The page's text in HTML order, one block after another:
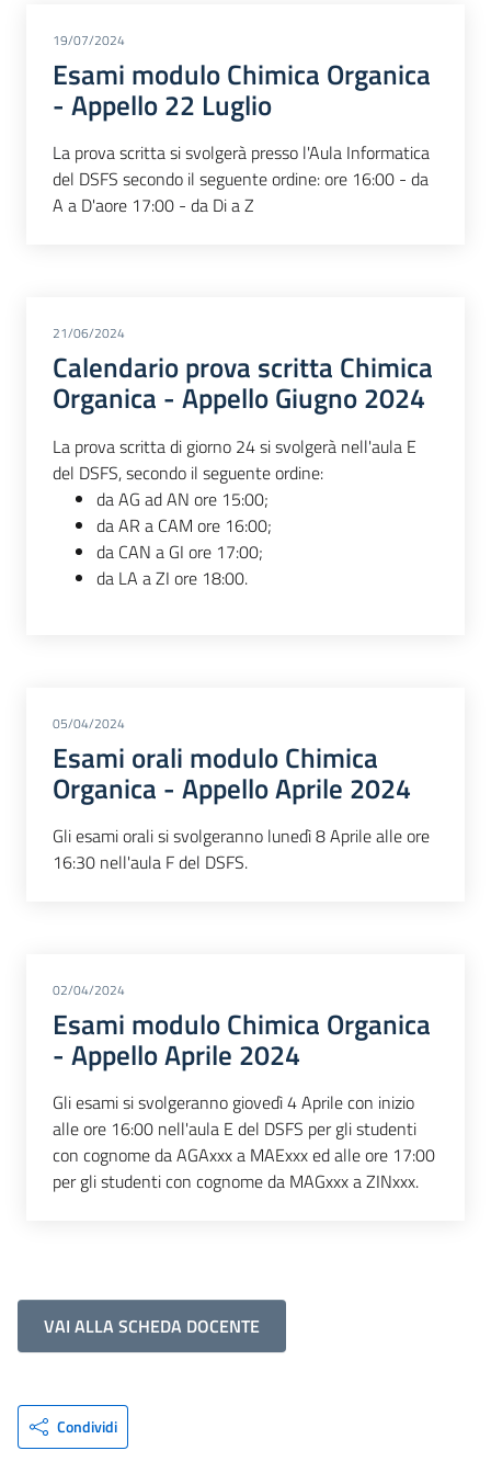
19/07/2024
Esami modulo Chimica Organica
- Appello 22 Luglio
La prova scritta si svolgerà presso l'Aula Informatica
del DSFS secondo il seguente ordine: ore 16:00 - da
A a D'aore 17:00 - da Di a Z
21/06/2024
Calendario prova scritta Chimica
Organica - Appello Giugno 2024
La prova scritta di giorno 24 si svolgerà nell'aula E
del DSFS, secondo il seguente ordine:
da AG ad AN ore 15:00;
da AR a CAM ore 16:00;
da CAN a GI ore 17:00;
da LA a ZI ore 18:00.
05/04/2024
Esami orali modulo Chimica
Organica - Appello Aprile 2024
Gli esami orali si svolgeranno lunedì 8 Aprile alle ore
16:30 nell'aula F del DSFS.
02/04/2024
Esami modulo Chimica Organica
- Appello Aprile 2024
Gli esami si svolgeranno giovedì 4 Aprile con inizio
alle ore 16:00 nell'aula E del DSFS per gli studenti
con cognome da AGAxxx a MAExxx ed alle ore 17:00
per gli studenti con cognome da MAGxxx a ZINxxx.
VAI ALLA SCHEDA DOCENTE
Condividi